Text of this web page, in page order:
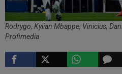
Rodrygo, Kylian Mbappe, Vinicius,
Profimedia